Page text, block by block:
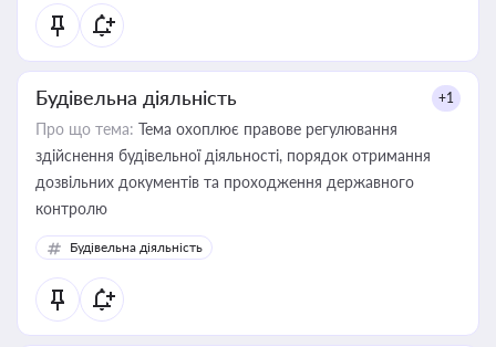
статусу суб'єктів оціночної діяльності
Будівельна діяльність +1
Про що тема: Тема охоплює правове регулювання
здійснення будівельної діяльності, порядок отримання
дозвільних документів та проходження державного
контролю
Будівельна діяльність